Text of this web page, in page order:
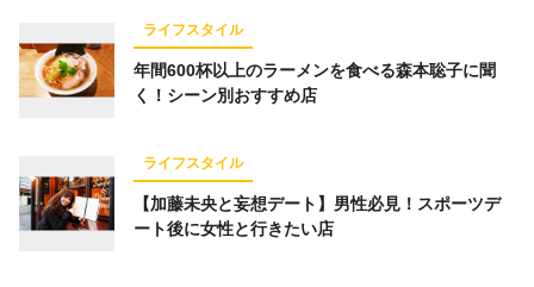
ライフスタイル
年間600杯以上のラーメンを食べる森本聡子に聞
く！シーン別おすすめ店
ライフスタイル
【加藤未央と妄想デート】男性必見！スポーツデ
ート後に女性と行きたい店